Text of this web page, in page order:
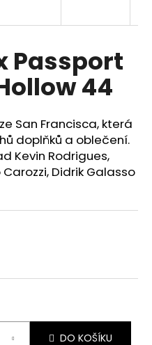
Passport
44
San Francisca, která
doplňků a oblečení.
Kevin Rodrigues,
Didrik Galasso
DO KOŠÍKU